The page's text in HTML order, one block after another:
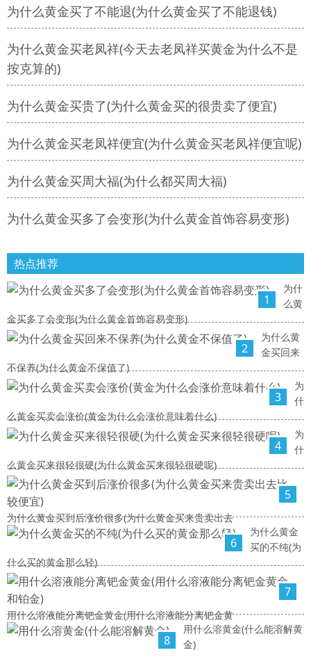
为什么黄金买了不能退(为什么黄金买了不能退钱)
为什么黄金买老凤祥(今天去老凤祥买黄金为什么不是
按克算的)
为什么黄金买贵了(为什么黄金买的很贵卖了便宜)
为什么黄金买老凤祥便宜(为什么黄金买老凤祥便宜呢)
为什么黄金买周大福(为什么都买周大福)
为什么黄金买多了会变形(为什么黄金首饰容易变形)
热点推荐
1
为什
么黄
金买多了会变形(为什么黄金首饰容易变形)
2
为什么黄
金买回来
不保养(为什么黄金不保值了)
3
为
什
么黄金买卖会涨价(黄金为什么会涨价意味着什么)
4
为
什
么黄金买来很轻很硬(为什么黄金买来很轻很硬呢)
5
为什么黄金买到后涨价很多(为什么黄金买来贵卖出去
6
为什么黄金
买的不纯(为
什么买的黄金那么轻)
7
用什么溶液能分离钯金黄金(用什么溶液能分离钯金黄
8
用什么溶黄金(什么能溶解黄
金)